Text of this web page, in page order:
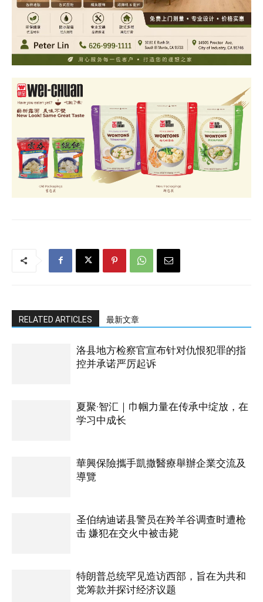
RELATED ARTICLES 最新文章
洛县地方检察官宣布针对仇恨犯罪的指
控并承诺严厉起诉
夏聚·智汇｜巾帼力量在传承中绽放，在
学习中成长
華興保險攜手凱撒醫療舉辦企業交流及
導覽
圣伯纳迪诺县警员在羚羊谷调查时遭枪
击 嫌犯在交火中被击毙
特朗普总统罕见造访西部，旨在为共和
党筹款并探讨经济议题